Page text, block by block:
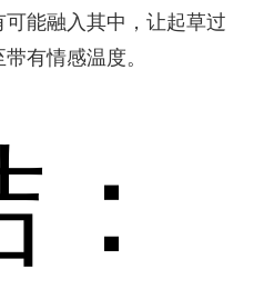
能融入其中，让起草过
有情感温度。